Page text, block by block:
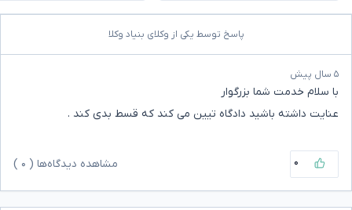
پاسخ توسط یکی از وکلای بنیاد وکلا
۵ سال پیش
با سلام خدمت شما بزرگوار
عنایت داشته باشید دادگاه تیین می کند که قسط بدی کند .
۰ مشاهده دیدگاه‌ها ( ۰